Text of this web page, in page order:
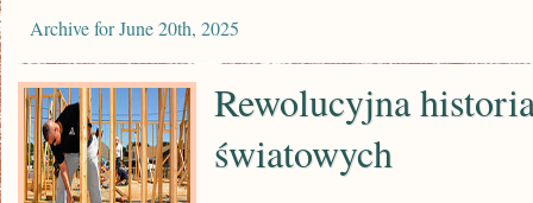
Archive for June 20th, 2025
Rewolucyjna
światowych